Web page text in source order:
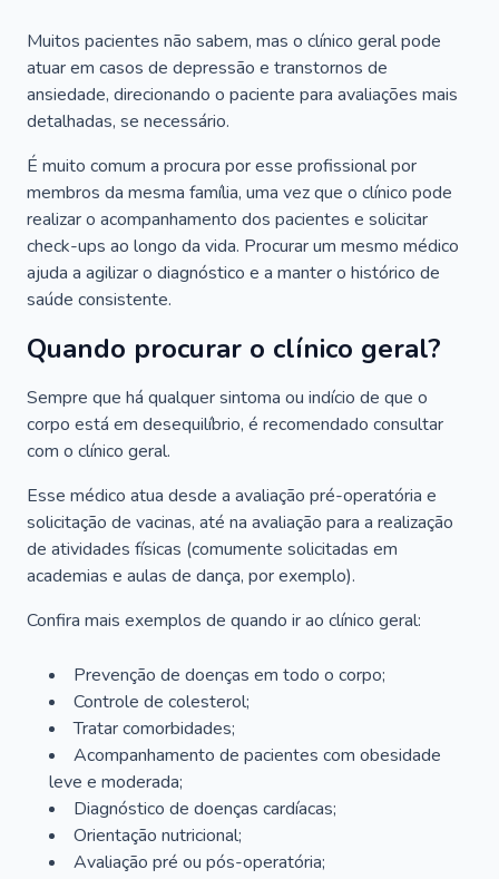
Muitos pacientes não sabem, mas o clínico geral pode
atuar em casos de depressão e transtornos de
ansiedade, direcionando o paciente para avaliações mais
detalhadas, se necessário.
É muito comum a procura por esse profissional por
membros da mesma família, uma vez que o clínico pode
realizar o acompanhamento dos pacientes e solicitar
check-ups ao longo da vida. Procurar um mesmo médico
ajuda a agilizar o diagnóstico e a manter o histórico de
saúde consistente.
Quando procurar o clínico geral?
Sempre que há qualquer sintoma ou indício de que o
corpo está em desequilíbrio, é recomendado consultar
com o clínico geral.
Esse médico atua desde a avaliação pré-operatória e
solicitação de vacinas, até na avaliação para a realização
de atividades físicas (comumente solicitadas em
academias e aulas de dança, por exemplo).
Confira mais exemplos de quando ir ao clínico geral:
Prevenção de doenças em todo o corpo;
Controle de colesterol;
Tratar comorbidades;
Acompanhamento de pacientes com obesidade
leve e moderada;
Diagnóstico de doenças cardíacas;
Orientação nutricional;
Avaliação pré ou pós-operatória;